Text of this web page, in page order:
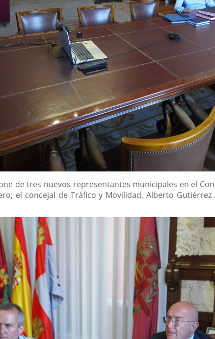
de tres nuevos representantes municipales en el
el concejal de Tráfico y Movilidad, Alberto